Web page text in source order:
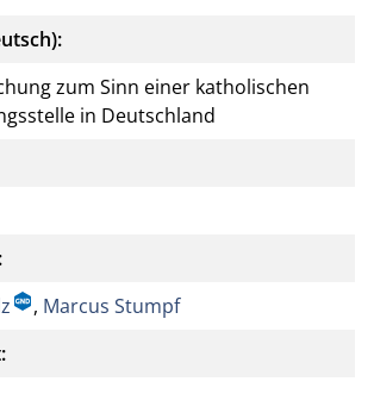
zum Sinn einer katholischen
in Deutschland
, Marcus Stumpf